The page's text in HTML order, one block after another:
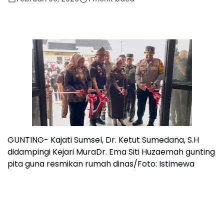
GUNTING- Kajati Sumsel, Dr. Ketut Sumedana, S.H
didampingi Kejari MuraDr. Ema Siti Huzaemah gunting
pita guna resmikan rumah dinas/Foto: Istimewa